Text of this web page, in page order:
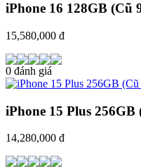
iPhone 16 128GB (Cũ
15,580,000 đ
0 đánh giá
iPhone 15 Plus 256GB
14,280,000 đ